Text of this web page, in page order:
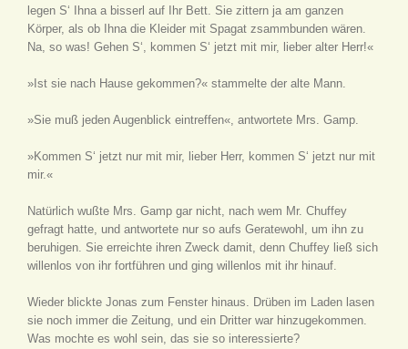
legen S‘ Ihna a bisserl auf Ihr Bett. Sie zittern ja am ganzen
Körper, als ob Ihna die Kleider mit Spagat zsammbunden wären.
Na, so was! Gehen S‘, kommen S‘ jetzt mit mir, lieber alter Herr!«
»Ist sie nach Hause gekommen?« stammelte der alte Mann.
»Sie muß jeden Augenblick eintreffen«, antwortete Mrs. Gamp.
»Kommen S‘ jetzt nur mit mir, lieber Herr, kommen S‘ jetzt nur mit
mir.«
Natürlich wußte Mrs. Gamp gar nicht, nach wem Mr. Chuffey
gefragt hatte, und antwortete nur so aufs Geratewohl, um ihn zu
beruhigen. Sie erreichte ihren Zweck damit, denn Chuffey ließ sich
willenlos von ihr fortführen und ging willenlos mit ihr hinauf.
Wieder blickte Jonas zum Fenster hinaus. Drüben im Laden lasen
sie noch immer die Zeitung, und ein Dritter war hinzugekommen.
Was mochte es wohl sein, das sie so interessierte?